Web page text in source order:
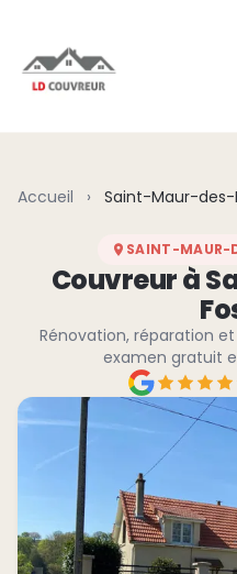
Accueil › Saint-Maur-des-
SAINT-MAUR-
Couvreur à
Rénovation, réparation
examen gratuit